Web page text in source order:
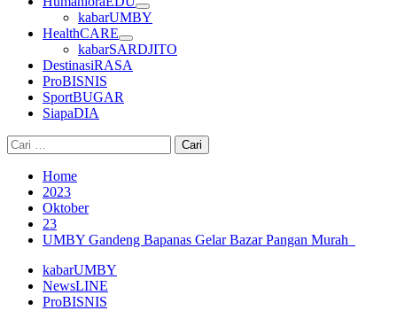
kabarUMBY
HealthCARE
kabarSARDJITO
DestinasiRASA
ProBISNIS
SportBUGAR
SiapaDIA
Cari
untuk:
Home
2023
Oktober
23
UMBY Gandeng Bapanas Gelar Bazar Pangan Murah
kabarUMBY
NewsLINE
ProBISNIS